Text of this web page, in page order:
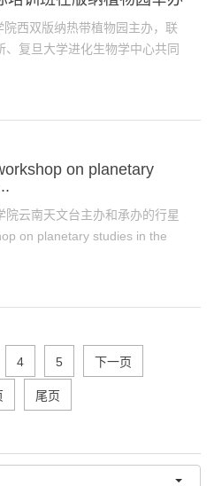
西双版纳热带植物园主办，联
复旦大学进化生物学中心共同
on planetary
云南天文台主办和承办的行星
on planetary studies in the
4 5 下一页
尾页